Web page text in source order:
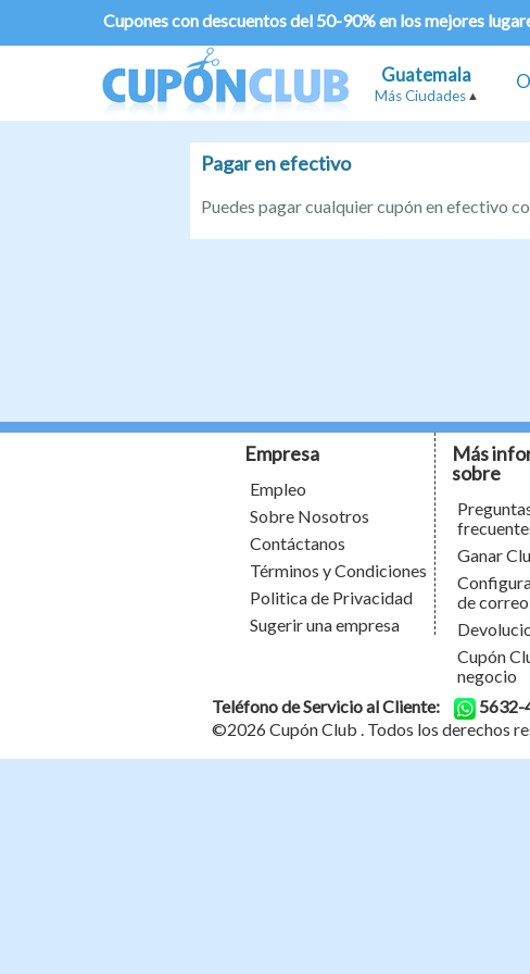
Cupones con descuentos del 50-90% en los mejores
Guatemala
Más Ciudades
Pagar en efectivo
Puedes pagar cualquier cupón en efectivo
Empresa
Empleo
Sobre Nosotros
Contáctanos
Términos y Condiciones
Politica de Privacidad
Sugerir una empresa
Más
sobre
Ganar
de correo
Cupón
negocio
Teléfono de Servicio al Cliente:
5632-
©2026Cupón Club . Todos los derechos